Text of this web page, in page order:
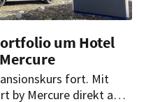
um Hotel
fort. Mit
by Mercure direkt am